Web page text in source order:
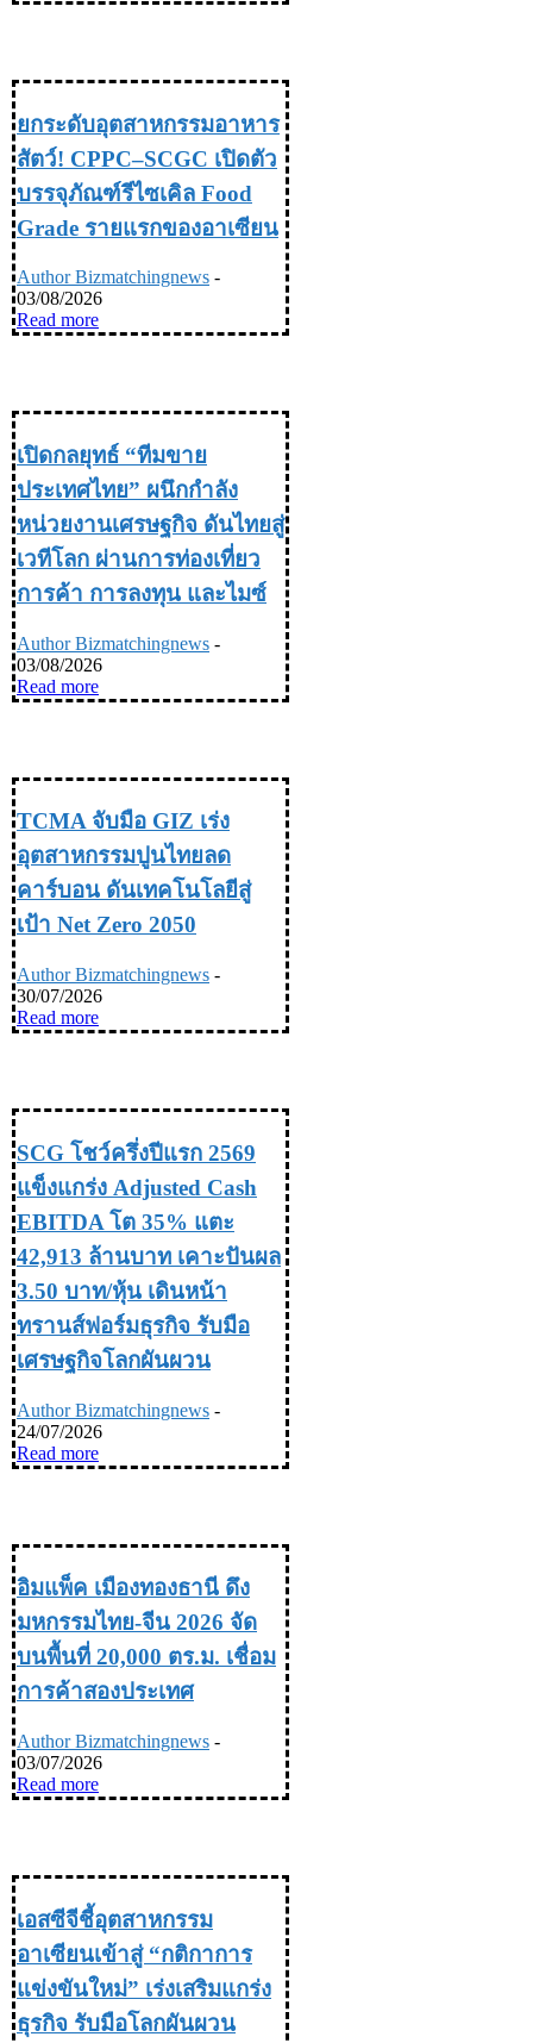
ยกระดับอุตสาหกรรมอาหาร
สัตว์! CPPC–SCGC เปิดตัว
บรรจุภัณฑ์รีไซเคิล Food
Grade รายแรกของอาเซียน
Author Bizmatchingnews -
03/08/2026
Read more
เปิดกลยุทธ์ “ทีมขาย
ประเทศไทย” ผนึกกำลัง
หน่วยงานเศรษฐกิจ ดันไทยสู่
เวทีโลก ผ่านการท่องเที่ยว
การค้า การลงทุน และไมซ์
Author Bizmatchingnews -
03/08/2026
Read more
TCMA จับมือ GIZ เร่ง
อุตสาหกรรมปูนไทยลด
คาร์บอน ดันเทคโนโลยีสู่
เป้า Net Zero 2050
Author Bizmatchingnews -
30/07/2026
Read more
SCG โชว์ครึ่งปีแรก 2569
แข็งแกร่ง Adjusted Cash
EBITDA โต 35% แตะ
42,913 ล้านบาท เคาะปันผล
3.50 บาท/หุ้น เดินหน้า
ทรานส์ฟอร์มธุรกิจ รับมือ
เศรษฐกิจโลกผันผวน
Author Bizmatchingnews -
24/07/2026
Read more
อิมแพ็ค เมืองทองธานี ดึง
มหกรรมไทย-จีน 2026 จัด
บนพื้นที่ 20,000 ตร.ม. เชื่อม
การค้าสองประเทศ
Author Bizmatchingnews -
03/07/2026
Read more
เอสซีจีชี้อุตสาหกรรม
อาเซียนเข้าสู่ “กติกาการ
แข่งขันใหม่” เร่งเสริมแกร่ง
ธุรกิจ รับมือโลกผันผวน